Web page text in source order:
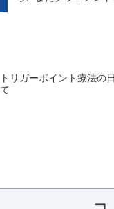
トリガーポイント療法の
て